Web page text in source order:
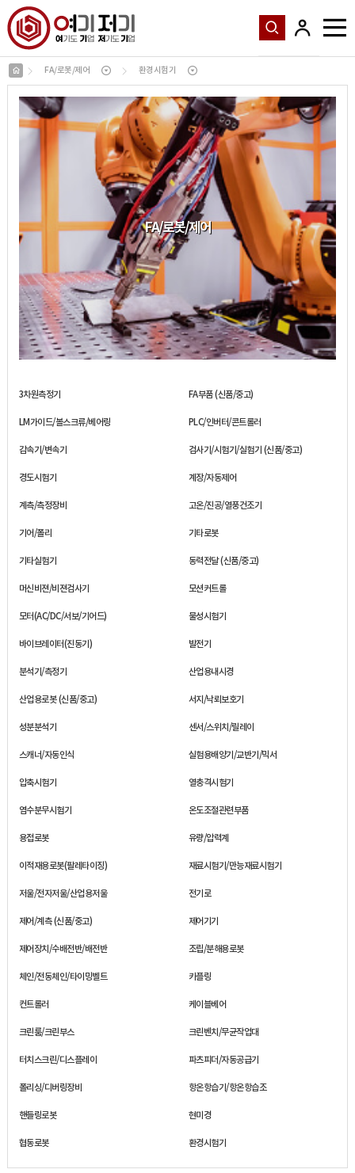
FA/로봇/제어 환경시험기
FA/로봇/제어
3차원측정기 FA부품 (신품/중고)
LM가이드/볼스크류/베어링 PLC/인버터/콘트롤러
감속기/변속기 검사기/시험기/실험기 (신품/중고)
경도시험기 계장/자동제어
계측/측정장비 고온/진공/열풍건조기
기어/폴리 기타로봇
기타실험기 동력전달 (신품/중고)
머신비젼/비젼검사기 모션커트롤
모터(AC/DC/서보/기어드) 물성시험기
바이브레이터(진동기) 발전기
분석기/측정기 산업용내시경
산업용로봇 (신품/중고) 서지/낙뢰보호기
성분분석기 센서/스위치/릴레이
스캐너/자동인식 실험용배양기/교반기/믹서
압축시험기 열충격시험기
염수분무시험기 온도조절관련부품
용접로봇 유량/압력계
이적재용로봇(팔레타이징) 재료시험기/만능재료시험기
저울/전자저울/산업용저울 전기로
제어/계측 (신품/중고) 제어기기
제어장치/수배전반/배전반 조립/분해용로봇
체인/전동체인/타이밍벨트 카플링
컨트롤러 케이블베어
크린룸/크린부스 크린벤치/무균작업대
터치스크린/디스플레이 파츠피더/자동공급기
폴리싱/디버링장비 항온항습기/항온항습조
핸들링로봇 현미경
협동로봇 환경시험기